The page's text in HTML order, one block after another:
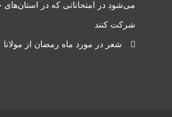
می‌شود در امتحاناتی که در
شرکت کنند
شعر در مورد ماه رمضان از مولانا